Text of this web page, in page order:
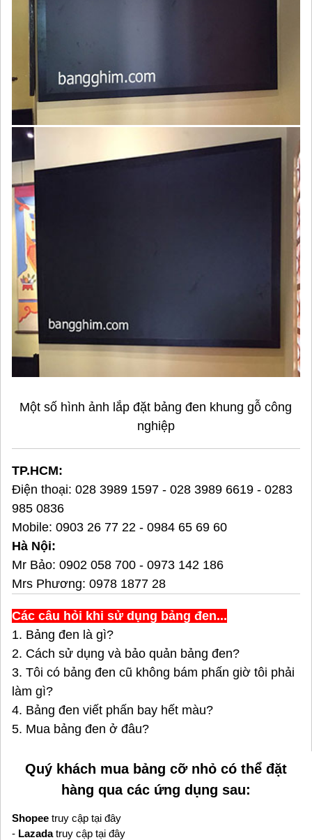
Một số hình ảnh lắp đặt bảng đen khung gỗ công
nghiệp
TP.HCM:
Điện thoại: 028 3989 1597 - 028 3989 6619 - 0283
985 0836
Mobile: 0903 26 77 22 - 0984 65 69 60
Hà Nội:
Mr Bảo: 0902 058 700 - 0973 142 186
Mrs Phương: 0978 1877 28
Các câu hỏi khi sử dụng bảng đen...
1. Bảng đen là gì?
2. Cách sử dụng và bảo quản bảng đen?
3. Tôi có bảng đen cũ không bám phấn giờ tôi phải
làm gì?
4. Bảng đen viết phấn bay hết màu?
5. Mua bảng đen ở đâu?
Quý khách mua bảng cỡ nhỏ có thể đặt
hàng qua các ứng dụng sau:
Shopee truy cập tại đây
- Lazadatruy cập tại đây